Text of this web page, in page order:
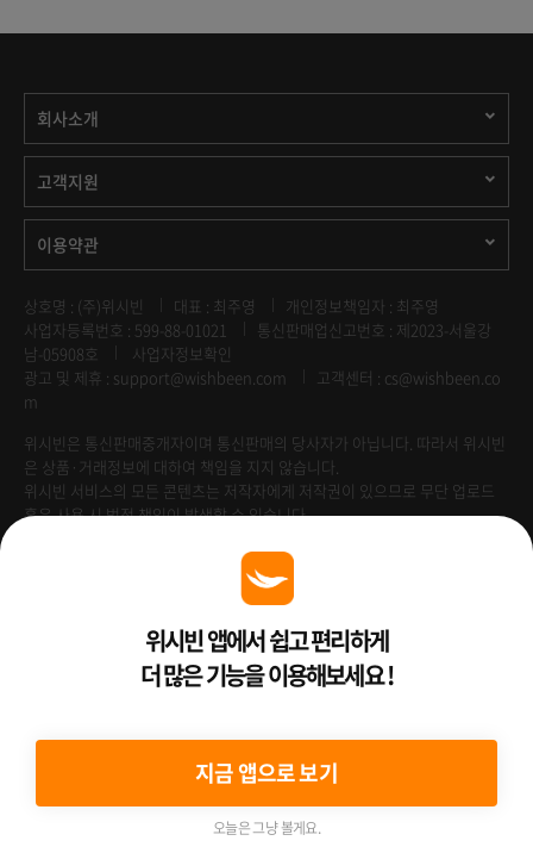
회사소개
고객지원
이용약관
상호명 : (주)위시빈 대표 : 최주영
개인정보책임자 : 최주영
사업자등록번호 : 599-88-01021
통신판매업신고번호 : 제2023-서울강
남-05908호
사업자정보확인
광고 및 제휴 : support@wishbeen.com
고객센터 : cs@wishbeen.co
m
위시빈은 통신판매중개자이며 통신판매의 당사자가 아닙니다. 따라서 위시빈
은 상품·거래정보에 대하여 책임을 지지 않습니다.
위시빈 서비스의 모든 콘텐츠는 저작자에게 저작권이 있으므로 무단 업로드
혹은 사용 시 법적 책임이 발생할 수 있습니다.
Venture Enterprise위시빈 앱에서 쉽고 편리하게
더 많은 기능을 이용해보세요 !
지금 앱으로 보기
오늘은 그냥 볼게요.